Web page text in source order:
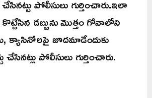
పోలీసులు గుర్తించారు.ఇలా
డబ్బును మొత్తం గోవాలోని
క్యాసినోలపై జూదమాడేందుకు
చేసినట్లు పోలీసులు గుర్తించారు.